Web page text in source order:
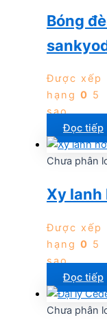
Bóng
Được xếp
hạng 0 5
sao
Đọc tiếp
Chưa phân
Xy
Được xếp
hạng 0 5
sao
Đọc tiếp
Chưa phân